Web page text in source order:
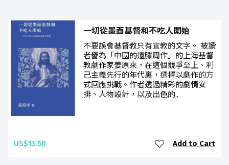
一切從墨面基督和不吃人開始
不要誤會基督教只有宣教的文字。 被讀
者譽為「中國的遠滕周作」的上海基督
教劇作家姜原來，在這個競爭至上、利
己主義先行的年代裏，選擇以劇作的方
式回應挑戰。作者透過精彩的劇情安
排、人物設計，以及出色的..
US$13.50 Add to Cart